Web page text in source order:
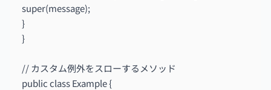
super(message);
}
}
// カスタム例外をスローするメソッド
public class Example {